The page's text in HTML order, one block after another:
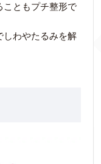
こともプチ整形で
しわやたるみを解